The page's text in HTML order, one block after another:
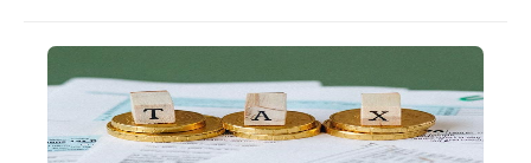
일반적이지 않게, 오히려 양도 시 기준시가가 더
낮게 평가된다면 어떻게 될까요?
등을 통하여 재산이전을 한다면, 상속세 납세의무를
부담하게 하겠다는 것입니다.여기서, 추정상속재산은
상속개시일 전 1년 혹은 2년 내 재산 종류별로 일정금
액 이상의 재산을 처분, 인출한 것으로서, 상속포기자
할까요?원칙적으로, 실제 거래가격이 기준이 됩니다.
하지만 취득한 지 오래되어 기억이 나지 않는 경우, 국
세청에서 고시된 기준시가를 활용할 수 있으며,2009년
세 대상이 된다면,시가보다 고가로 양도해도 양도소득
세는 똑같이 0원입니다.따라서, 1세대 1주택 비과세 적
용이 가능한 주택일수록 고가양도의 실익이 커집니다.